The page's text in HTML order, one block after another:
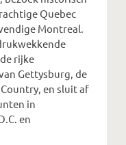
Quebec
Montreal.
rijke
Gettysburg, de
en sluit af
in
en